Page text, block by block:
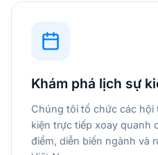
Khám phá lịch sự
Chúng tôi tổ chức các
kiện trực tiếp xoay quanh
điểm, diễn biến ngành và